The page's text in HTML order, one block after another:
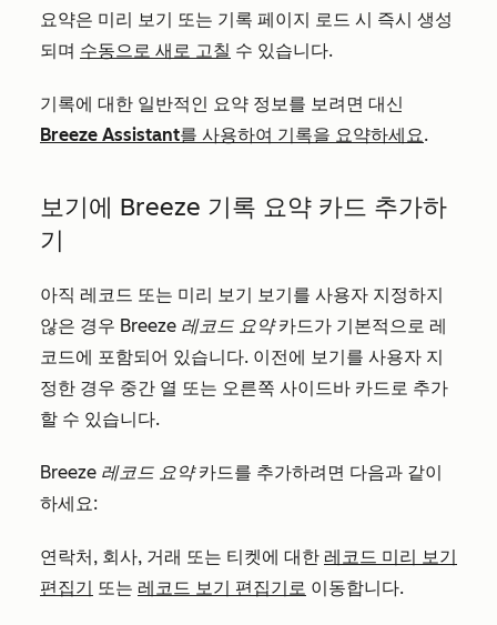
요약은 미리 보기 또는 기록 페이지 로드 시 즉시 생성
되며 수동으로 새로 고칠 수 있습니다.
기록에 대한 일반적인 요약 정보를 보려면 대신
Breeze Assistant를 사용하여 기록을 요약하세요.
보기에 Breeze 기록 요약 카드 추가하
기
아직 레코드 또는 미리 보기 보기를 사용자 지정하지
않은 경우 Breeze 레코드 요약카드가 기본적으로 레
코드에 포함되어 있습니다. 이전에 보기를 사용자 지
정한 경우 중간 열 또는 오른쪽 사이드바 카드로 추가
할 수 있습니다.
Breeze 레코드 요약카드를 추가하려면 다음과 같이
하세요:
연락처, 회사, 거래 또는 티켓에 대한 레코드 미리 보기
편집기 또는 레코드 보기 편집기로 이동합니다.